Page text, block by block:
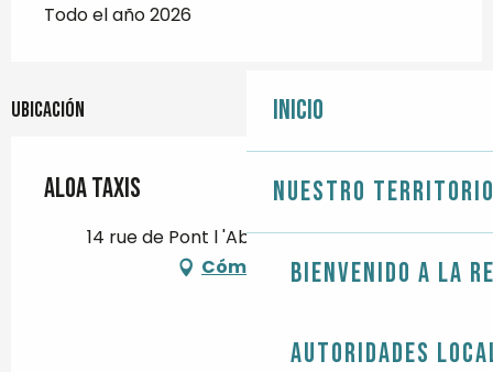
Inicio
Nuestro
Bienvenido a la
Autoridades
Todo el año 2026
Ubicación
Aloa Taxis
14 rue de Pont l 'Abbé, 29710 Plozévet
Cómo llegar